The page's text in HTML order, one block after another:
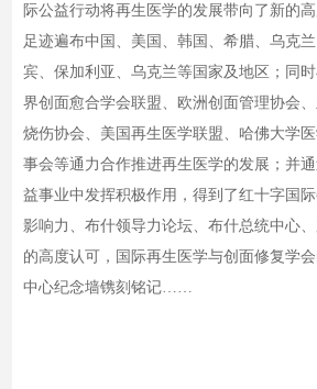
际公益行动将再生医学的发展带向了新的
足迹遍布中国、美国、韩国、希腊、乌克
宾、保加利亚、乌克兰等国家及地区；同
界创面愈合学会联盟、欧洲创面管理协会
烧伤协会、美国再生医学联盟、哈佛大学
事会等通力合作推进再生医学的发展；并
益事业中发挥积极作用，得到了红十字国
影响力、布什领导力论坛、布什总统中心
的高度认可，国际再生医学与创面修复学
中心纪念墙镌刻铭记……